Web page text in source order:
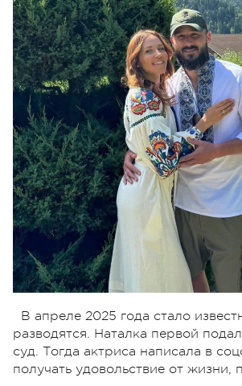
В апреле 2025 года стало
разводятся. Наталка первой
суд. Тогда актриса написала в
получать удовольствие от жизни,